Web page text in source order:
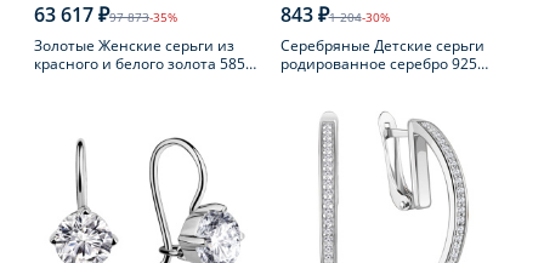
63 617 ₽97 873-35%
Золотые Женские серьги из
красного и белого золота 585
843 ₽1 204-30%
Серебряные Детские серьги
родированное серебро 925